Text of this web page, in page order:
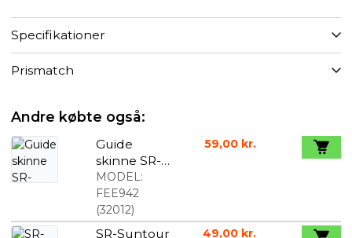
Specifikationer
Prismatch
Andre købte også:
Guide
skinne SR-
Suntour for
SF11-XCT-V3
MODEL:
FEE942
(32012)
59,00 kr.
SR-Suntour 49,00 kr.